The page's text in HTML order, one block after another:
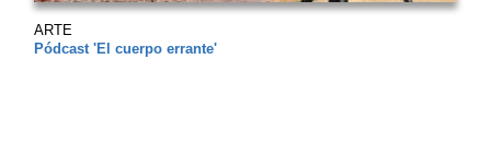
ARTE
Pódcast 'El cuerpo errante'